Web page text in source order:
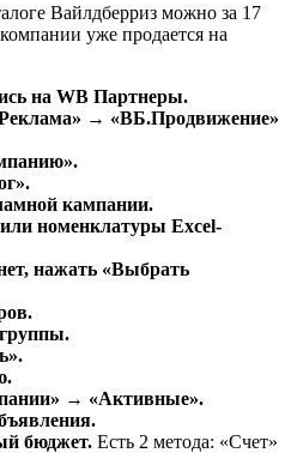
Вайлдберриз можно за 17
уже продается на
на WB Партнеры.
→ «ВБ.Продвижение»
кампании.
номенклатуры Excel-
нажать «Выбрать
→ «Активные».
бюджет. Есть 2 метода: «Счет»